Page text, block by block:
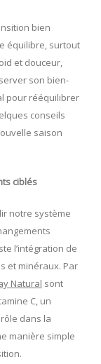
bien
équilibre, surtout
et douceur,
son bien-
pour rééquilibrer
conseils
saison
ciblés
notre système
l’intégration de
et minéraux. Par
Natural sont
C, un
dans la
manière simple